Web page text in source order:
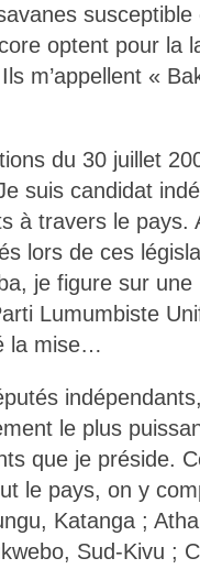
susceptible
optent pour la
m’appellent «
du 30 juillet
suis candidat
à travers le pays.
lors de ces
je figure sur
Lumumbiste
la mise…
le plus
que je préside.
le pays, on y
Katanga ;
Sud-Kivu ;